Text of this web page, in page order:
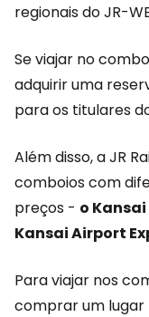
regionais do JR-
Se viajar no
adquirir uma
para os titulares
Além disso, a JR
comboios com
preços - o
Kansai Airport
Para viajar nos
comprar um lugar